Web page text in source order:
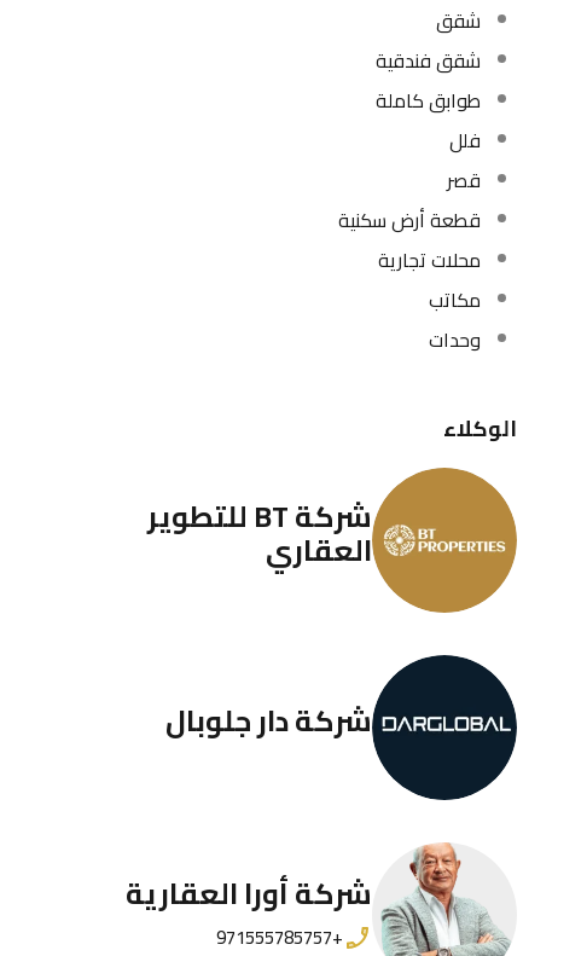
شقق
شقق فندقية
طوابق كاملة
فلل
قصر
قطعة أرض سكنية
محلات تجارية
مكاتب
وحدات
الوكلاء
شركة BT للتطوير
العقاري
شركة دار جلوبال
شركة أورا العقارية
+971555785757